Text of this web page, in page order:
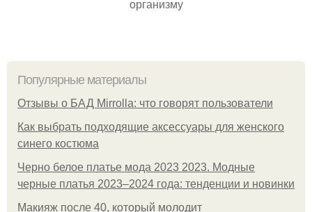
организму
Популярные материалы
Отзывы о БАД Mirrolla: что говорят пользователи
Как выбрать подходящие аксессуары для женского
синего костюма
Черно белое платье мода 2023 2023. Модные
черные платья 2023–2024 года: тенденции и новинки
Макияж после 40, который молодит